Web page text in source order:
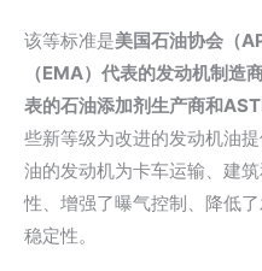
该等标准是美国石油协会（
（EMA）代表的发动机制造
表的石油添加剂生产商和
些新等级为改进的发动机油
油的发动机为卡车运输、建
性、增强了曝气控制、降低
稳定性。